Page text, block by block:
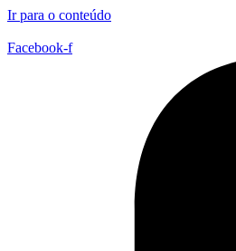
Ir para o conteúdo
Facebook-f